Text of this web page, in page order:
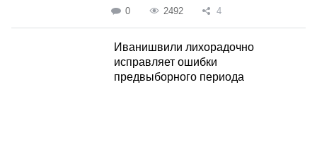
0 2492 4
Иванишвили лихорадочно
исправляет ошибки
предвыборного периода